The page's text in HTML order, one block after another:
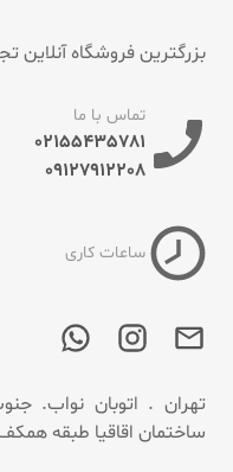
بزرگترین فروشگاه آنلاین
تماس با ما
02155435781
09127912208
ساعات کاری
تهران . اتوبان نواب.
ساختمان اقاقیا طبقه همکف